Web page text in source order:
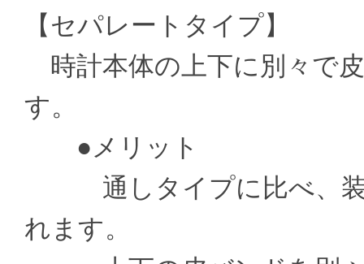
【セパレートタイプ】
時計本体の上下に別々で
す。
●メリット
通しタイプに比べ、装
れます。